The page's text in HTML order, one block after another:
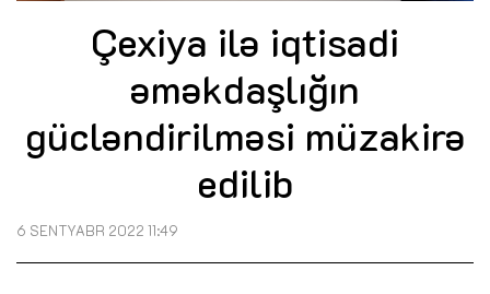
Çexiya ilə iqtisadi
əməkdaşlığın
gücləndirilməsi müzakirə
edilib
6 SENTYABR 2022 11:49